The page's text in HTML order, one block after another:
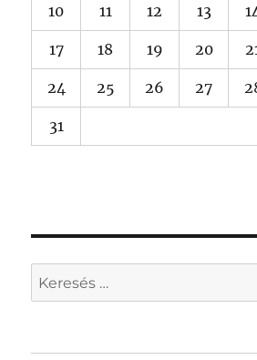
10 11 12 13
17 18 19 20
24 25 26 27
31
Keresés
a
kifejezésre: